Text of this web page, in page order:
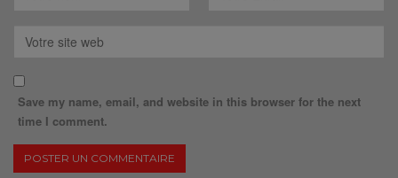
Save my name, email, and website in this browser for the next
time I comment.